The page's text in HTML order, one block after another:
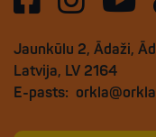
Jaunkūlu 2, Ādaži,
Latvija, LV 2164
E-pasts: